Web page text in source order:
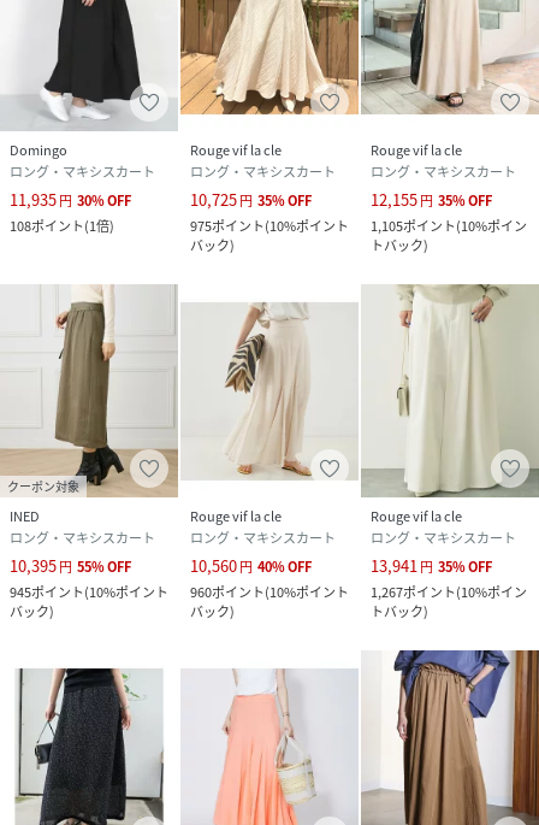
Domingo
ロング・マキシスカート
11,935円 30%OFF
108ポイント(1倍)
Rouge vif la cle
ロング・マキシスカート
10,725円 35%OFF
975ポイント(10%ポイント
バック)
Rouge vif la cle
ロング・マキシスカート
12,155円 35%OFF
1,105ポイント(10%ポイン
トバック)
クーポン対象
INED
ロング・マキシスカート
10,395円 55%OFF
945ポイント(10%ポイント
バック)
Rouge vif la cle
ロング・マキシスカート
10,560円 40%OFF
960ポイント(10%ポイント
バック)
Rouge vif la cle
ロング・マキシスカート
13,941円 35%OFF
1,267ポイント(10%ポイン
トバック)